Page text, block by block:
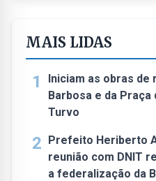
MAIS LIDAS
1
Iniciam as obras de
Barbosa e da
Turvo
2 Prefeito Heriberto
reunião com DNIT
a federalização da